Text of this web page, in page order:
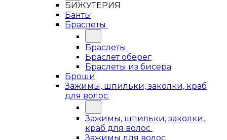
БИЖУТЕРИЯ
Банты
Браслеты
Браслеты
Браслет оберег
Браслеты из бисера
Броши
Зажимы, шпильки, заколки, краб
для волос
Зажимы, шпильки, заколки,
краб для волос
Зажимы для волос